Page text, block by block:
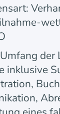
der
inklusive